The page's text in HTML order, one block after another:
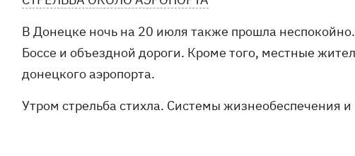
В Донецке ночь на 20 июля также прошла
Боссе и объездной дороги. Кроме того, местные
донецкого аэропорта.
Утром стрельба стихла. Системы жизнеобеспечения